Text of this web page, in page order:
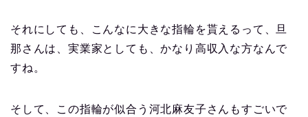
それにしても、こんなに大きな指輪を貰えるって、旦
那さんは、実業家としても、かなり高収入な方なんで
すね。
そして、この指輪が似合う河北麻友子さんもすごいで